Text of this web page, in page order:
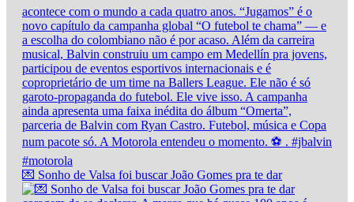
💌 Sonho de Valsa foi buscar João Gomes pra te dar